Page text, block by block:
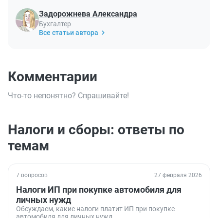
Задорожнева Александра
Бухгалтер
Все статьи автора
Комментарии
Что-то непонятно? Спрашивайте!
Налоги и сборы: ответы по
темам
7 вопросов 27 февраля 2026
Налоги ИП при покупке автомобиля для
личных нужд
Обсуждаем, какие налоги платит ИП при покупке
автомобиля для личных нужд.